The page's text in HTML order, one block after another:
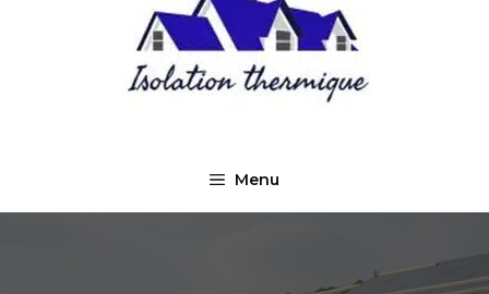
Menu